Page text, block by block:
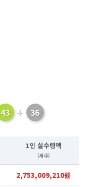
43 + 36
1인 실수령액
(세후)
2,753,009,210원